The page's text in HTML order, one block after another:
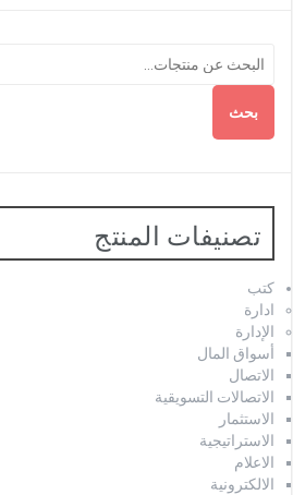
بحث
تصنيفات المنتج
كتب
ادارة
الإدارة
أسواق المال
الاتصال
الاتصالات التسويقية
الاستثمار
الاستراتيجية
الاعلام
الالكترونية